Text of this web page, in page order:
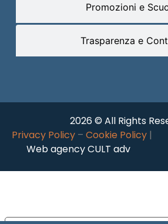
Promozioni e
Trasparenza e
2026 © All Rights
Privacy Policy – Cookie Policy |
Web agency CULT adv